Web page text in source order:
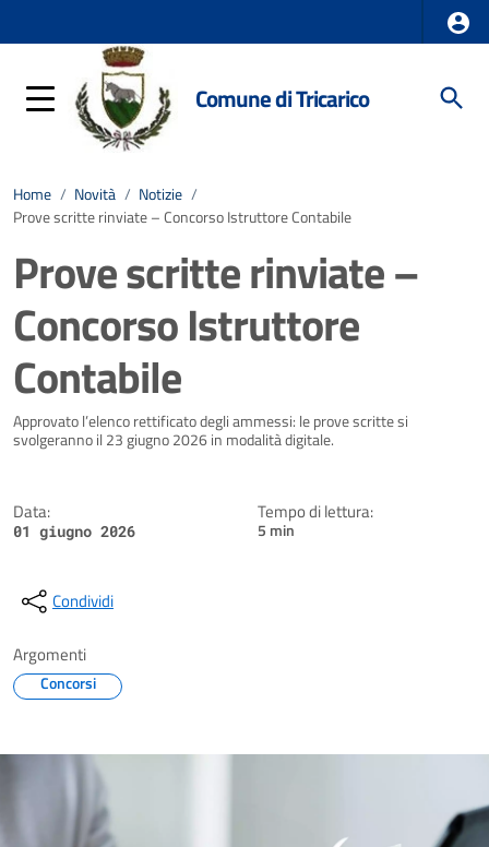
Comune di Tricarico
Home / Novità / Notizie /
Prove scritte rinviate – Concorso Istruttore Contabile
Prove scritte rinviate –
Concorso Istruttore
Contabile
Dettagli della notizia
Approvato l’elenco rettificato degli ammessi: le prove scritte si
svolgeranno il 23 giugno 2026 in modalità digitale.
Data:
01 giugno 2026
Tempo di lettura:
5 min
Condividi
Argomenti
Concorsi